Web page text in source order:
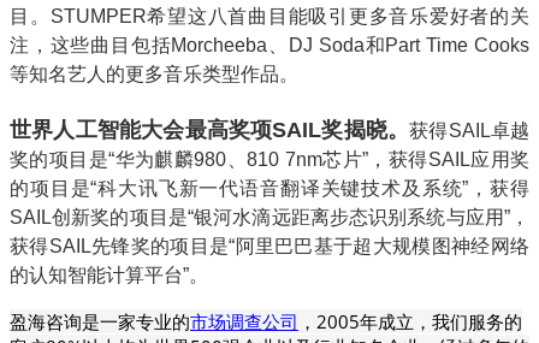
目。STUMPER希望这八首曲目能吸引更多音乐爱好者的关
注，这些曲目包括Morcheeba、DJ Soda和Part Time Cooks
等知名艺人的更多音乐类型作品。
世界人工智能大会最高奖项SAIL奖揭晓。获得SAIL卓越
奖的项目是“华为麒麟980、810 7nm芯片”，获得SAIL应用奖
的项目是“科大讯飞新一代语音翻译关键技术及系统”，获得
SAIL创新奖的项目是“银河水滴远距离步态识别系统与应用”，
获得SAIL先锋奖的项目是“阿里巴巴基于超大规模图神经网络
的认知智能计算平台”。
盈海咨询是一家专业的市场调查公司 ，2005年成立，我们服务的